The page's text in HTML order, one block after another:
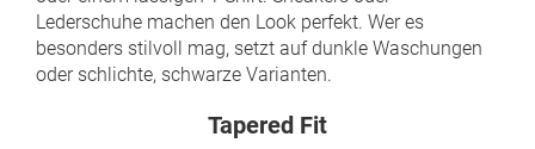
Lederschuhe machen den Look perfekt. Wer es
besonders stilvoll mag, setzt auf dunkle Waschungen
oder schlichte, schwarze Varianten.
Tapered Fit